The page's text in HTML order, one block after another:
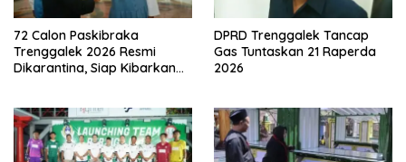
72 Calon Paskibraka
Trenggalek 2026 Resmi
Dikarantina, Siap Kibarkan
DPRD Trenggalek Tancap
Gas Tuntaskan 21 Raperda
2026